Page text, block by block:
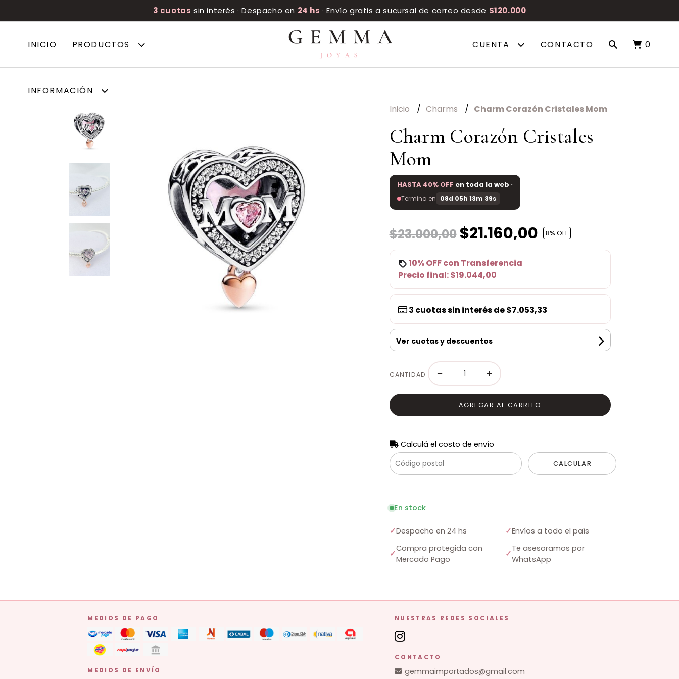
3 cuotas sin interés · Despacho en 24 hs · Envío gratis a sucursal de correo desde $120.000
INICIO PRODUCTOS
INFORMACIÓN
CUENTA CONTACTO 0
Inicio Charms Charm Corazón Cristales Mom
Charm Corazón Cristales
Mom
HASTA 40% OFF en toda la web ·
Termina en 08d 05h 13m 38s
$23.000,00$21.160,00 8% OFF
10% OFFcon Transferencia
Precio final:$19.044,00
3 cuotas sin interés de$7.053,33
Ver cuotas y descuentos
CANTIDAD − +
AGREGAR AL CARRITO
Calculá el costo de envío
CALCULAR
En stock
✓Despacho en 24 hs ✓Envíos a todo el país
✓
Compra protegida con
Mercado Pago
✓
Te asesoramos por
WhatsApp
MEDIOS DE PAGO
MEDIOS DE ENVÍO
NUESTRAS REDES SOCIALES
CONTACTO
gemmaimportados@gmail.com